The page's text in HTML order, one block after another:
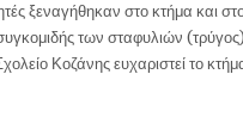
ξεναγήθηκαν στο κτήμα και
των σταφυλιών
Κοζάνης ευχαριστεί το